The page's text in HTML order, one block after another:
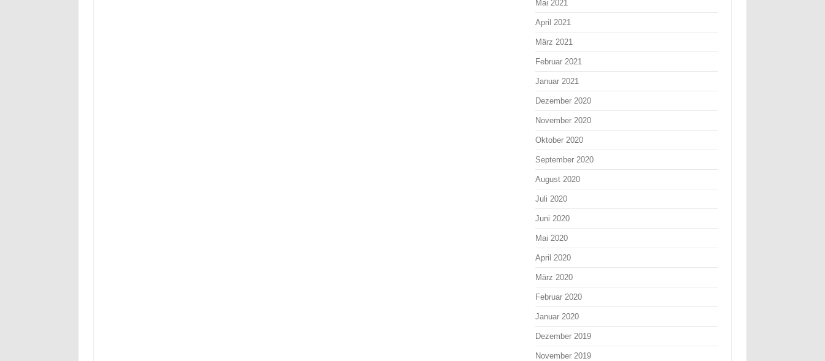
Mai 2021
April 2021
März 2021
Februar 2021
Januar 2021
Dezember 2020
November 2020
Oktober 2020
September 2020
August 2020
Juli 2020
Juni 2020
Mai 2020
April 2020
März 2020
Februar 2020
Januar 2020
Dezember 2019
November 2019